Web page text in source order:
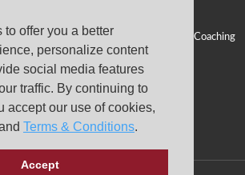
to offer you a better
personalize content
social media features
traffic. By continuing to
accept our use of cookies,
Terms & Conditions.
Accept
Personal Leadership Coaching
Schools
Virtual Campus